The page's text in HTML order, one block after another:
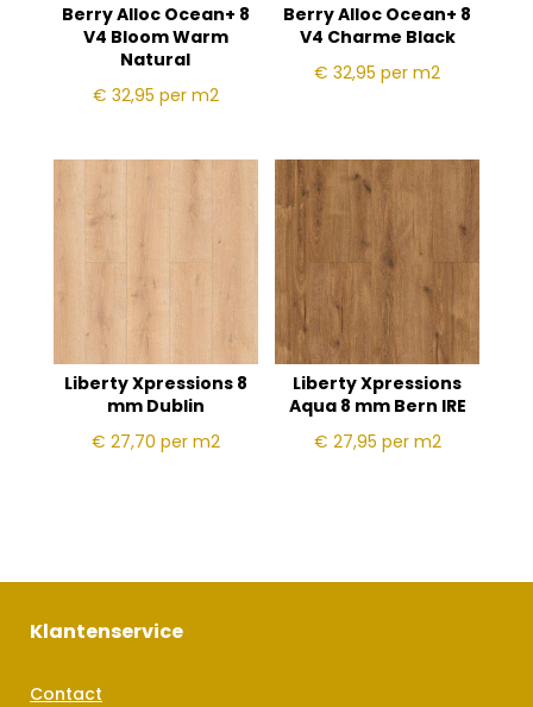
Berry Alloc Ocean+ 8
V4 Bloom Warm
Natural
€ 32,95 per m2
Berry Alloc Ocean+ 8
V4 Charme Black
€ 32,95per m2
Liberty Xpressions 8
mm Dublin
€ 27,70 per m2
Liberty Xpressions
Aqua 8 mm Bern IRE
€ 27,95 per m2
Klantenservice
Contact